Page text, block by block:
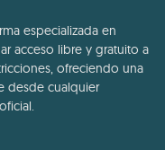
especializada en
acceso libre y gratuito a
ofreciendo una
desde cualquier